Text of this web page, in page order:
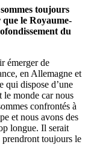
toujours
que le Royaume-
du
émerger de
en Allemagne et
qui dispose d’une
le monde car nous
confrontés à
et nous avons des
longue. Il serait
prendront toujours le